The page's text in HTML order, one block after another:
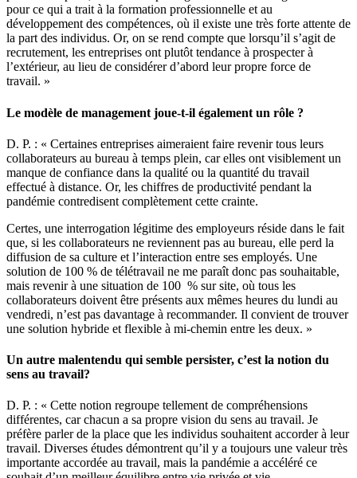
pour ce qui a trait à la formation professionnelle et au
développement des compétences, où il existe une très forte attente de
la part des individus. Or, on se rend compte que lorsqu’il s’agit de
recrutement, les entreprises ont plutôt tendance à prospecter à
l’extérieur, au lieu de considérer d’abord leur propre force de
travail. »
Le modèle de management joue-t-il également un rôle ?
D. P. : « Certaines entreprises aimeraient faire revenir tous leurs
collaborateurs au bureau à temps plein, car elles ont visiblement un
manque de confiance dans la qualité ou la quantité du travail
effectué à distance. Or, les chiffres de productivité pendant la
pandémie contredisent complètement cette crainte.
Certes, une interrogation légitime des employeurs réside dans le fait
que, si les collaborateurs ne reviennent pas au bureau, elle perd la
diffusion de sa culture et l’interaction entre ses employés. Une
solution de 100 % de télétravail ne me paraît donc pas souhaitable,
mais revenir à une situation de 100 % sur site, où tous les
collaborateurs doivent être présents aux mêmes heures du lundi au
vendredi, n’est pas davantage à recommander. Il convient de trouver
une solution hybride et flexible à mi-chemin entre les deux. »
Un autre malentendu qui semble persister, c’est la notion du
sens au travail?
D. P. : « Cette notion regroupe tellement de compréhensions
différentes, car chacun a sa propre vision du sens au travail. Je
préfère parler de la place que les individus souhaitent accorder à leur
travail. Diverses études démontrent qu’il y a toujours une valeur très
importante accordée au travail, mais la pandémie a accéléré ce